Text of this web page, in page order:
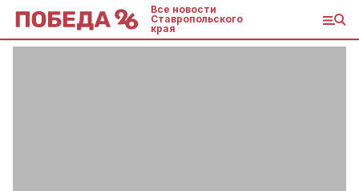
Все новости
Ставропольского
края